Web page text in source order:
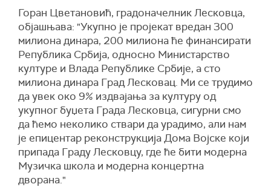
Горан Цветановић, градоначелник Лесковца,
објашњава: "Укупно је пројекат вредан 300
милиона динара, 200 милиона ће финансирати
Република Србија, односно Министарство
културе и Влада Републике Србије, а сто
милиона динара Град Лесковац. Ми се трудимо
да увек око 9% издвајања за културу од
укупног буџета Града Лесковца, сигурни смо
да ћемо неколико ствари да урадимо, али нам
је епицентар реконструкција Дома Војске који
припада Граду Лесковцу, где ће бити модерна
Музичка школа и модерна концертна
дворана."